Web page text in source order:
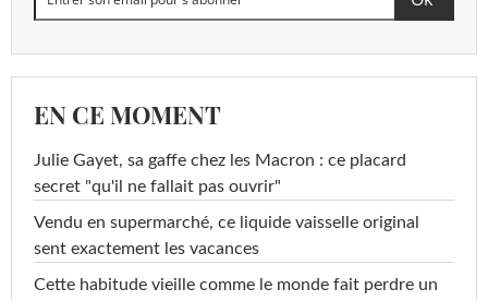
EN CE MOMENT
Julie Gayet, sa gaffe chez les Macron : ce placard
secret "qu'il ne fallait pas ouvrir"
Vendu en supermarché, ce liquide vaisselle original
sent exactement les vacances
Cette habitude vieille comme le monde fait perdre un